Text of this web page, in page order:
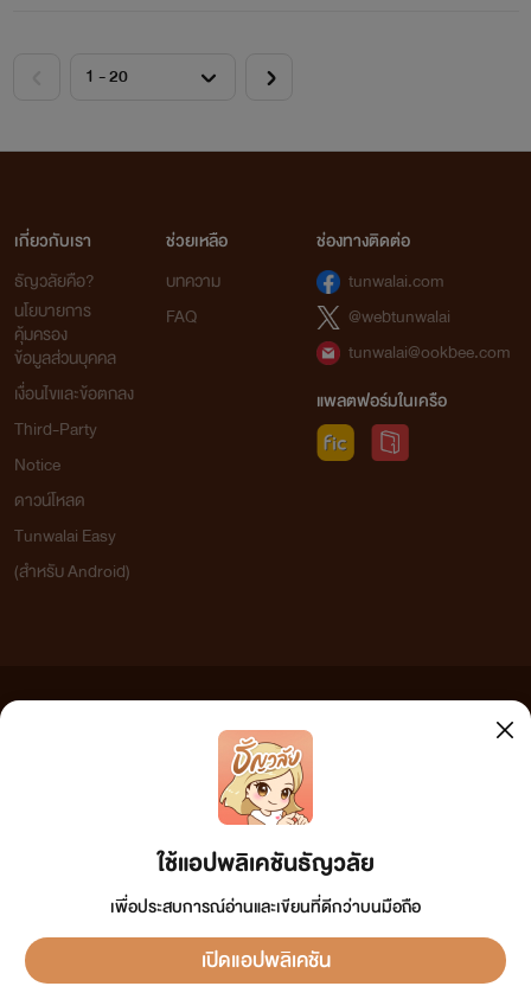
ใช้แอปพลิเคชันธัญวลัย
เพื่อประสบการณ์อ่านและเขียนที่ดีกว่าบนมือถือ
เปิดแอปพลิเคชัน
เกี่ยวกับเรา
ธัญวลัยคือ?
นโยบายการ
คุ้มครอง
ข้อมูลส่วนบุคคล
เงื่อนไขและข้อตกลง
Third-Party
Notice
ดาวน์โหลด
Tunwalai Easy
(สำหรับ Android)
ช่วยเหลือ
บทความ
FAQ
ช่องทางติดต่อ
tunwalai.com
@webtunwalai
tunwalai@ookbee.com
แพลตฟอร์มในเครือ
เว็บไซต์แห่งนี้ไม่ได้เห็นด้วยและไม่ขอรับผิดชอบต่อข้อความใดๆ ทั้งสิ้น ดังนั้นผู้อ่านทุกท่านโปรดใช้
วิจารณญาณในการกลั่นกรองด้วยตนเอง และหากท่านพบข้อความใดๆ ที่ขัดต่อกฎหมายและศีลธรรม
กรุณาแจ้งมาที่ tunwalai@ookbee.com เพื่อทีมงานจะได้ดำเนินการในทันที ทั้งนี้ ทางเว็บไซต์ขอสงวน
ลิขสิทธิ์ตามพระราชบัญญัติลิขสิทธิ์ (ฉบับเพิ่มเติม) พ.ศ.2558